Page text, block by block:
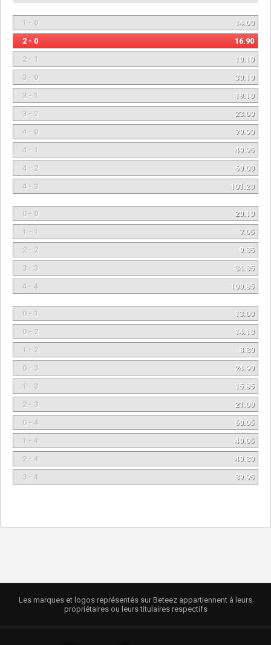
1 - 0
14.00
2 - 0
16.90
2 - 1
10.10
3 - 0
30.10
3 - 1
19.10
3 - 2
23.00
4 - 0
79.90
4 - 1
49.95
4 - 2
60.00
4 - 3
101.20
0 - 0
20.10
1 - 1
7.05
2 - 2
9.85
3 - 3
34.85
4 - 4
100.85
0 - 1
13.00
0 - 2
14.10
1 - 2
8.80
0 - 3
24.90
1 - 3
15.85
2 - 3
21.00
0 - 4
60.05
1 - 4
40.05
2 - 4
49.80
3 - 4
89.95
Les marques et logos représentés sur Beteez appartiennent à leurs
propriétaires ou leurs titulaires respectifs